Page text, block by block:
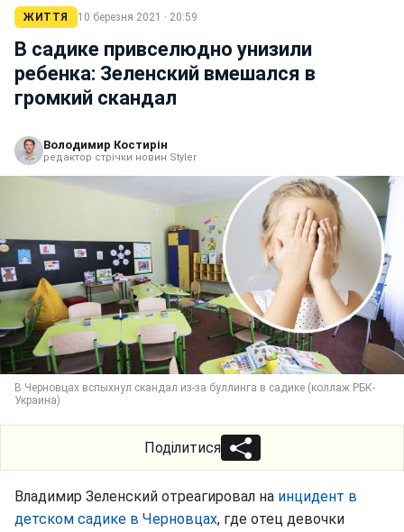
ЖИТТЯ 10 березня 2021 · 20:59
В садике привселюдно унизили
ребенка: Зеленский вмешался в
громкий скандал
Володимир Костирін
редактор стрічки новин Styler
В Черновцах вспыхнул скандал из-за буллинга в садике (коллаж РБК-
Украина)
Поділитися
Владимир Зеленский отреагировал на инцидент в
детском садике в Черновцах, где отец девочки